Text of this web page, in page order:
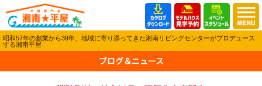
昭和57年の創業から39年、地域に寄り添ってきた湘南リビングセンターがプロデュース
する湘南平屋
ブログ＆ニュース